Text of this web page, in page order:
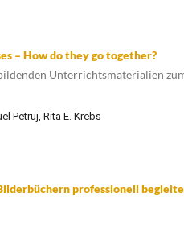
– How do they go together?
Unterrichtsmaterialien
Petruj, Rita E. Krebs
professionell